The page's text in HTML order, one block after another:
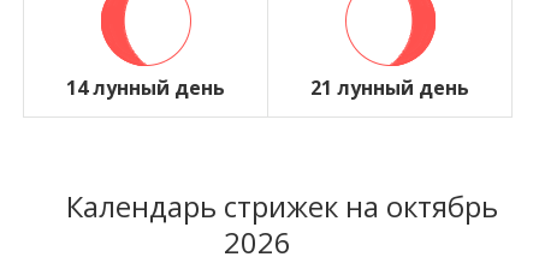
14 лунный день 21 лунный день
Календарь стрижек на октябрь
2026